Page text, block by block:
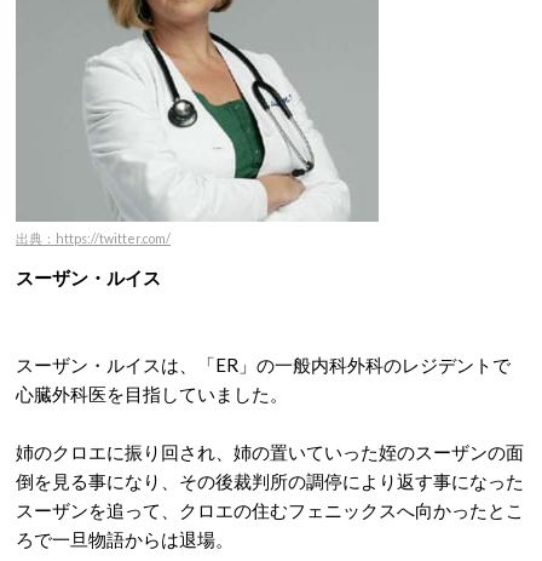
出典：https://twitter.com/
スーザン・ルイス
スーザン・ルイスは、「ER」の一般内科外科のレジデントで
心臓外科医を目指していました。
姉のクロエに振り回され、姉の置いていった姪のスーザンの面
倒を見る事になり、その後裁判所の調停により返す事になった
スーザンを追って、クロエの住むフェニックスへ向かったとこ
ろで一旦物語からは退場。